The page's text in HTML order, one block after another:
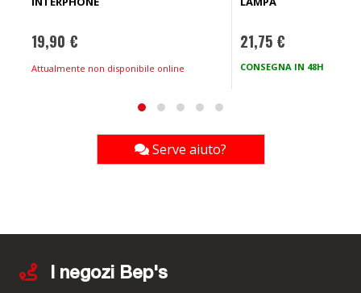
19,90 €
Attualmente non disponibile online
21,75 €
CONSEGNA IN 48H
Serve aiuto?
I negozi Bep's